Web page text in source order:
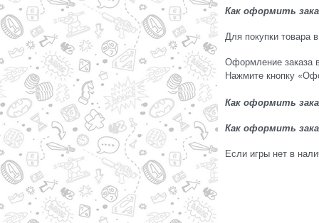
Как оформить
Для покупки товара
Оформление заказа
Нажмите кнопку
Как оформить
Как оформить
Если игры нет в